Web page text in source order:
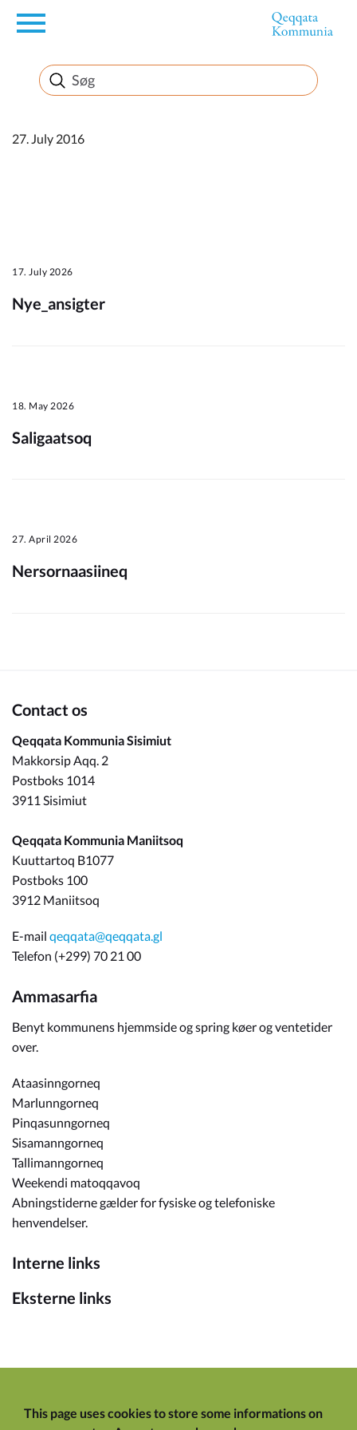
en
Borger
Erhverv
27. July 2016
17. July 2026
Nye_ansigter
18. May 2026
Saligaatsoq
27. April 2026
Nersornaasiineq
Contact os
Qeqqata Kommunia Sisimiut
Makkorsip Aqq. 2
Postboks 1014
3911 Sisimiut
Qeqqata Kommunia Maniitsoq
Kuuttartoq B1077
Postboks 100
3912 Maniitsoq
E-mail qeqqata@qeqqata.gl
Telefon (+299) 70 21 00
Ammasarfia
Benyt kommunens hjemmside og spring køer og ventetider
over.
Ataasinngorneq
Marlunngorneq
Pinqasunngorneq
Sisamanngorneq
Tallimanngorneq
Weekendi matoqqavoq
Abningstiderne gælder for fysiske og telefoniske
henvendelser.
Interne links
Eksterne links
This page uses cookies to store some informations on